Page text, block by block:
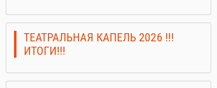
ТЕАТРАЛЬНАЯ КАПЕЛЬ 2026 !!!
ИТОГИ!!!